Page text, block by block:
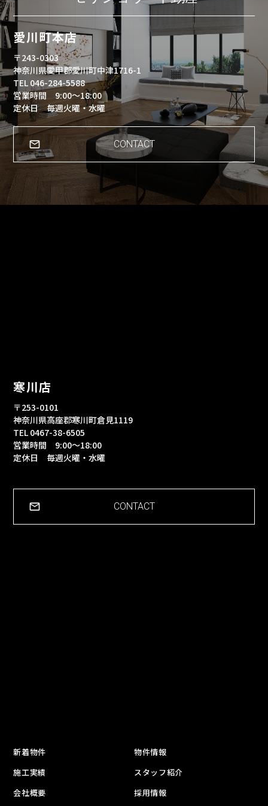
愛川町本店
〒243-0303
神奈川県愛甲郡愛川町中津1716-1
TEL 046-284-5588
営業時間 9:00～18:00
定休日 毎週火曜・水曜
CONTACT
寒川店
〒253-0101
神奈川県高座郡寒川町倉見1119
TEL 0467-38-6505
営業時間 9:00～18:00
定休日 毎週火曜・水曜
CONTACT
新着物件
物件情報
施工実績
スタッフ紹介
会社概要
採用情報